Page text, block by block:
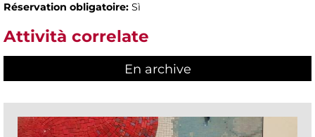
Réservation obligatoire: Sì
Attività correlate
En archive